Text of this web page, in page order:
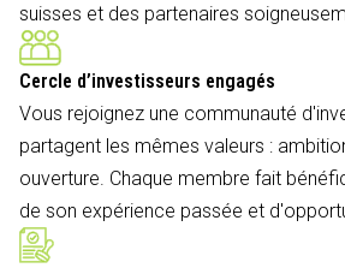
suisses et des partenaires
Cercle d’investisseurs engagés
Vous rejoignez une communauté
partagent les mêmes valeurs :
ouverture. Chaque membre fait
de son expérience passée et